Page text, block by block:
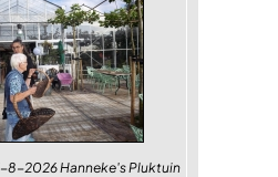
8-2026 Hanneke's Pluktuin